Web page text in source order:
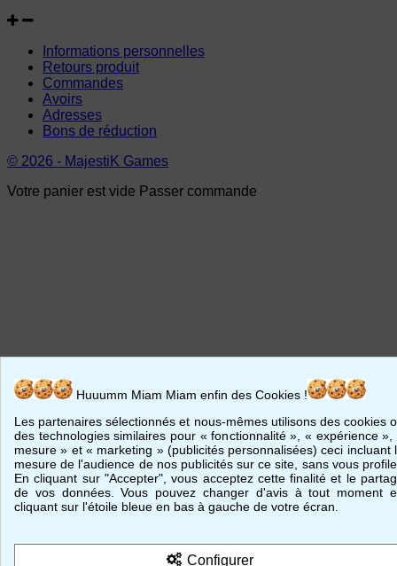
Informations personnelles
Retours produit
Commandes
Avoirs
Adresses
Bons de réduction
© 2026 - MajestiK Games
Votre panier est vide Passer commande
Huuumm Miam Miam enfin des Cookies !
Les partenaires sélectionnés et nous-mêmes utilisons des cookies
des technologies similaires pour « fonctionnalité », « expérience »,
mesure » et « marketing » (publicités personnalisées) ceci incluant
mesure de l'audience de nos publicités sur ce site, sans vous
En cliquant sur "Accepter", vous acceptez cette finalité et le
de vos données. Vous pouvez changer d'avis à tout moment
cliquant sur l'étoile bleue en bas à gauche de votre écran.
Configurer